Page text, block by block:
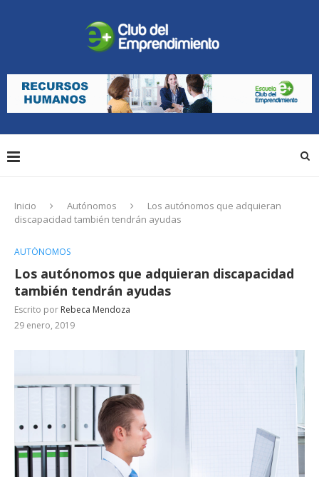
Inicio Autónomos
Los autónomos que adquieran
discapacidad también tendrán ayudas
AUTÓNOMOS
Los autónomos que adquieran discapacidad
también tendrán ayudas
Escrito por Rebeca Mendoza
29 enero, 2019